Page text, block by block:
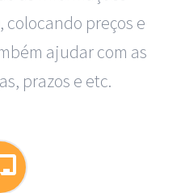
preços e
ajudar com as
prazos e etc.